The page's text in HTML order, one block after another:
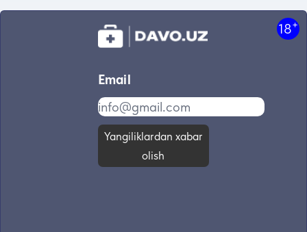
18+
Email
Yangiliklardan xabar
olish